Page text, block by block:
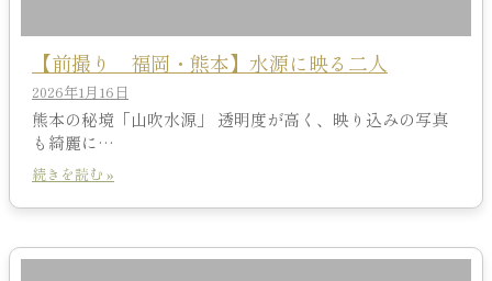
【前撮り 福岡・熊本】水源に映る二人
2026年1月16日
熊本の秘境「山吹水源」 透明度が高く、映り込みの写真
も綺麗に…
続きを読む »